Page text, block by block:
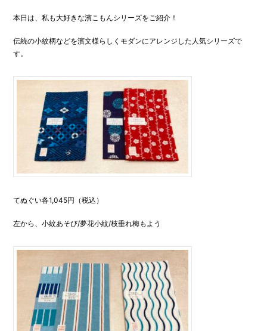
本日は、私も大好きな濱こもんシリーズをご紹介！
伝統の小紋柄などを濱文様らしくモダンにアレンジした人気シリーズで
す。
てぬぐい各1,045円（税込）
左から、小紋あそび/夢花小紋/枝垂れ梅もよう